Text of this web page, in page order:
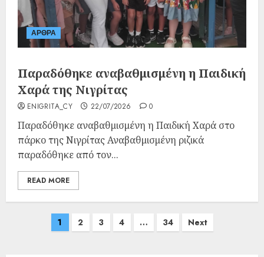
ΑΡΘΡΑ
Παραδόθηκε αναβαθμισμένη η Παιδική
Χαρά της Νιγρίτας
ENIGRITA_CY 22/07/2026 0
Παραδόθηκε αναβαθμισμένη η Παιδική Χαρά στο
πάρκο της Νιγρίτας Αναβαθμισμένη ριζικά
παραδόθηκε από τον...
READ MORE
1 2 3 4 … 34 Next